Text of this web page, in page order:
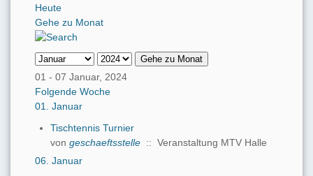
Heute
Gehe zu Monat
Gehe zu Monat
01 - 07 Januar, 2024
Folgende Woche
01. Januar
Tischtennis Turnier
von geschaeftsstelle :: Veranstaltung MTV Halle
06. Januar